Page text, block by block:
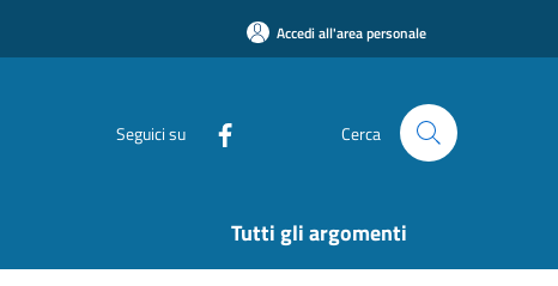
Accedi all'area personale
Seguici su Cerca
Tutti gli argomenti